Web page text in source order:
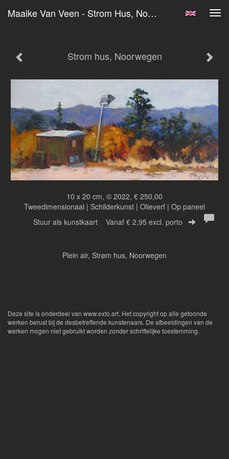
Maaike Van Veen - Strom Hus, Noorwegen
Strom hus, Noorwegen
10 x 20 cm, © 2022, € 250,00
Tweedimensionaal | Schilderkunst | Olieverf | Op paneel
Stuur als kunstkaart Vanaf € 2,95 excl. porto
Plein air, Strøm hus, Noorwegen
Deze site is onderdeel van www.exto.art. Het copyright op alle getoonde
werken berust bij de desbetreffende kunstenaars. De afbeeldingen van de
werken mogen niet gebruikt worden zonder schriftelijke toestemming.